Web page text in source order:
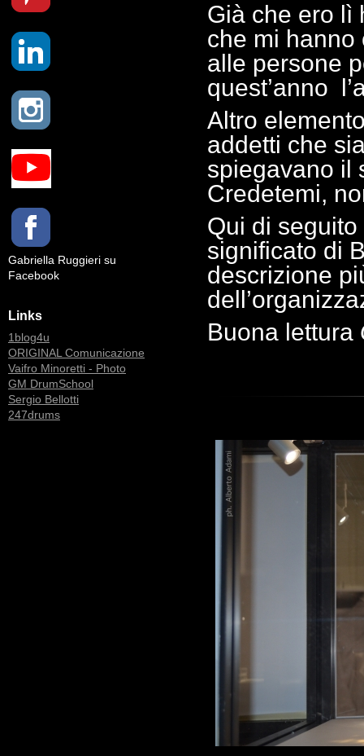
Già che ero lì
che mi hanno
alle persone
quest’anno
Altro
addetti che
spiegavano il
Credetemi,
Qui di
significato di
descrizione
Buona lettura
Gabriella Ruggieri su
Facebook
Links
1blog4u
ORIGINAL Comunicazione
Vaifro Minoretti - Photo
GM DrumSchool
Sergio Bellotti
247drums